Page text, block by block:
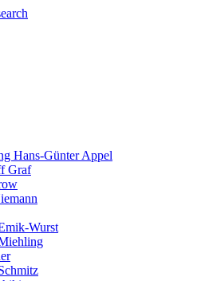
Hans-Günter Appel
Graf
Wurst